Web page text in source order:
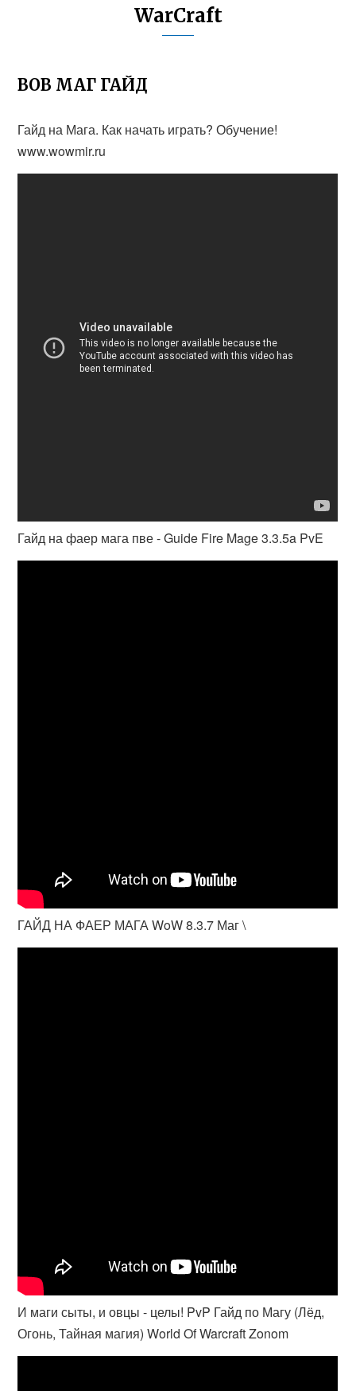
WarCraft
ВОВ МАГ ГАЙД
Гайд на Мага. Как начать играть? Обучение!
www.wowmir.ru
Гайд на фаер мага пве - Guide Fire Mage 3.3.5a PvE
ГАЙД НА ФАЕР МАГА WoW 8.3.7 Маг \
И маги сыты, и овцы - целы! PvP Гайд по Магу (Лёд,
Огонь, Тайная магия) World Of Warcraft Zonom